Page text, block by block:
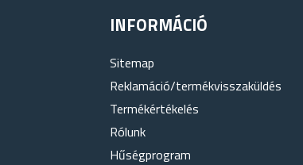
INFORMÁCIÓ
Sitemap
Reklamáció/termékvisszaküldés
Termékértékelés
Rólunk
Hűségprogram